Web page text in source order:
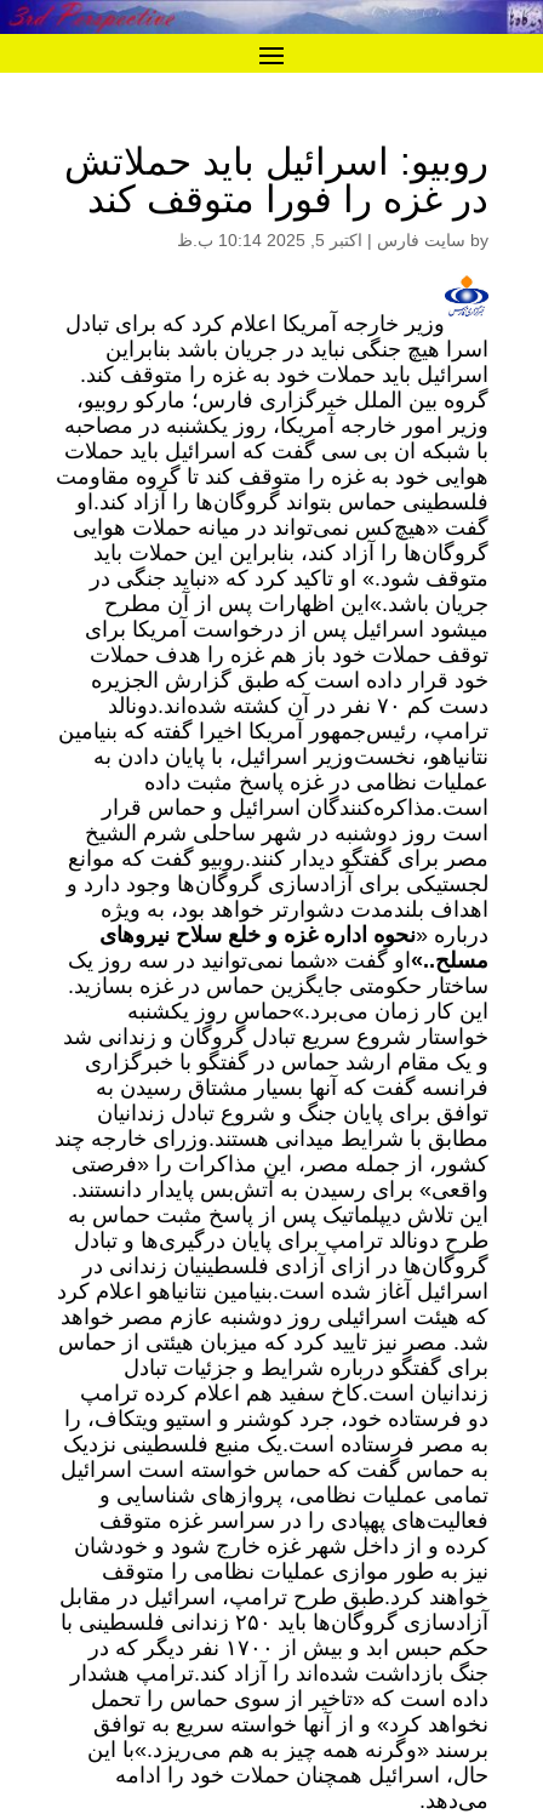
روبیو: اسرائیل باید حملاتش
در غزه را فورا متوقف کند
by سایت فارس | اکتبر 5, 2025 10:14 ب.ظ
وزیر خارجه آمریکا اعلام کرد که برای تبادل
اسرا هیچ جنگی نباید در جریان باشد بنابراین
اسرائیل باید حملات خود به غزه را متوقف کند.
گروه بین الملل خبرگزاری فارس؛ مارکو روبیو،
وزیر امور خارجه آمریکا، روز یکشنبه در مصاحبه
با شبکه ان بی سی گفت که اسرائیل باید حملات
هوایی خود به غزه را متوقف کند تا گروه مقاومت
فلسطینی حماس بتواند گروگان‌ها را آزاد کند. او
گفت «هیچ‌کس نمی‌تواند در میانه حملات هوایی
گروگان‌ها را آزاد کند، بنابراین این حملات باید
متوقف شود.» او تاکید کرد که «نباید جنگی در
جریان باشد.»این اظهارات پس از آن مطرح
میشود اسرائیل پس از درخواست آمریکا برای
توقف حملات خود باز هم غزه را هدف حملات
خود قرار داده است که طبق گزارش الجزیره
دست کم ۷۰ نفر در آن کشته شده‌اند.
دونالد
ترامپ، رئیس‌جمهور آمریکا اخیرا گفته که بنیامین
نتانیاهو، نخست‌وزیر اسرائیل، با پایان دادن به
عملیات نظامی در غزه پاسخ مثبت داده
است.مذاکره‌کنندگان اسرائیل و حماس قرار
است روز دوشنبه در شهر ساحلی شرم الشیخ
مصر برای گفتگو دیدار کنند.روبیو گفت که موانع
لجستیکی برای آزادسازی گروگان‌ها وجود دارد و
اهداف بلندمدت دشوارتر خواهد بود، به ویژه
درباره «نحوه اداره غزه و خلع سلاح نیروهای
مسلح..»او گفت «شما نمی‌توانید در سه روز یک
ساختار حکومتی جایگزین حماس در غزه بسازید.
این کار زمان می‌برد.»حماس روز یکشنبه
خواستار شروع سریع تبادل گروگان و زندانی شد
و یک مقام ارشد حماس در گفتگو با خبرگزاری
فرانسه گفت که آنها بسیار مشتاق رسیدن به
توافق برای پایان جنگ و شروع تبادل زندانیان
مطابق با شرایط میدانی هستند.وزرای خارجه چند
کشور، از جمله مصر، این مذاکرات را «فرصتی
واقعی» برای رسیدن به آتش‌بس پایدار دانستند.
این تلاش دیپلماتیک پس از پاسخ مثبت حماس به
طرح دونالد ترامپ برای پایان درگیری‌ها و تبادل
گروگان‌ها در ازای آزادی فلسطینیان زندانی در
اسرائیل آغاز شده است.بنیامین نتانیاهو اعلام کرد
که هیئت اسرائیلی روز دوشنبه عازم مصر خواهد
شد. مصر نیز تایید کرد که میزبان هیئتی از حماس
برای گفتگو درباره شرایط و جزئیات تبادل
زندانیان است.کاخ سفید هم اعلام کرده ترامپ
دو فرستاده خود، جرد کوشنر و استیو ویتکاف، را
به مصر فرستاده است.یک منبع فلسطینی نزدیک
به حماس گفت که حماس خواسته است اسرائیل
تمامی عملیات نظامی، پروازهای شناسایی و
فعالیت‌های پهپادی را در سراسر غزه متوقف
کرده و از داخل شهر غزه خارج شود و خودشان
نیز به طور موازی عملیات نظامی را متوقف
خواهند کرد.طبق طرح ترامپ، اسرائیل در مقابل
آزادسازی گروگان‌ها باید ۲۵۰ زندانی فلسطینی با
حکم حبس ابد و بیش از ۱۷۰۰ نفر دیگر که در
جنگ بازداشت شده‌اند را آزاد کند.ترامپ هشدار
داده است که «تاخیر از سوی حماس را تحمل
نخواهد کرد» و از آنها خواسته سریع به توافق
برسند «وگرنه همه چیز به هم می‌ریزد.»با این
حال، اسرائیل همچنان حملات خود را ادامه
می‌دهد.